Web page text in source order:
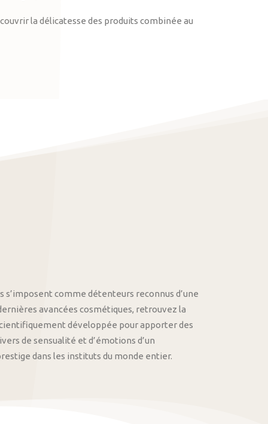
la délicatesse des produits combinée au
s’imposent comme détenteurs reconnus d’une
avancées cosmétiques, retrouvez la
développée pour apporter des
de sensualité et d’émotions d’un
dans les instituts du monde entier.